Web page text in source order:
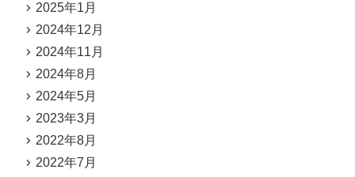
2025年1月
2024年12月
2024年11月
2024年8月
2024年5月
2023年3月
2022年8月
2022年7月